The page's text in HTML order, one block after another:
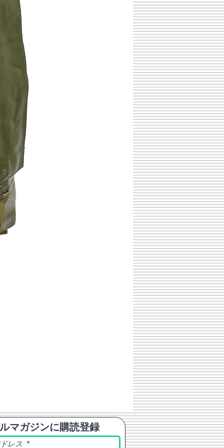
チェコスロバキア軍 連邦共
価格
￥398
消費税込み
マガジンに購読登録